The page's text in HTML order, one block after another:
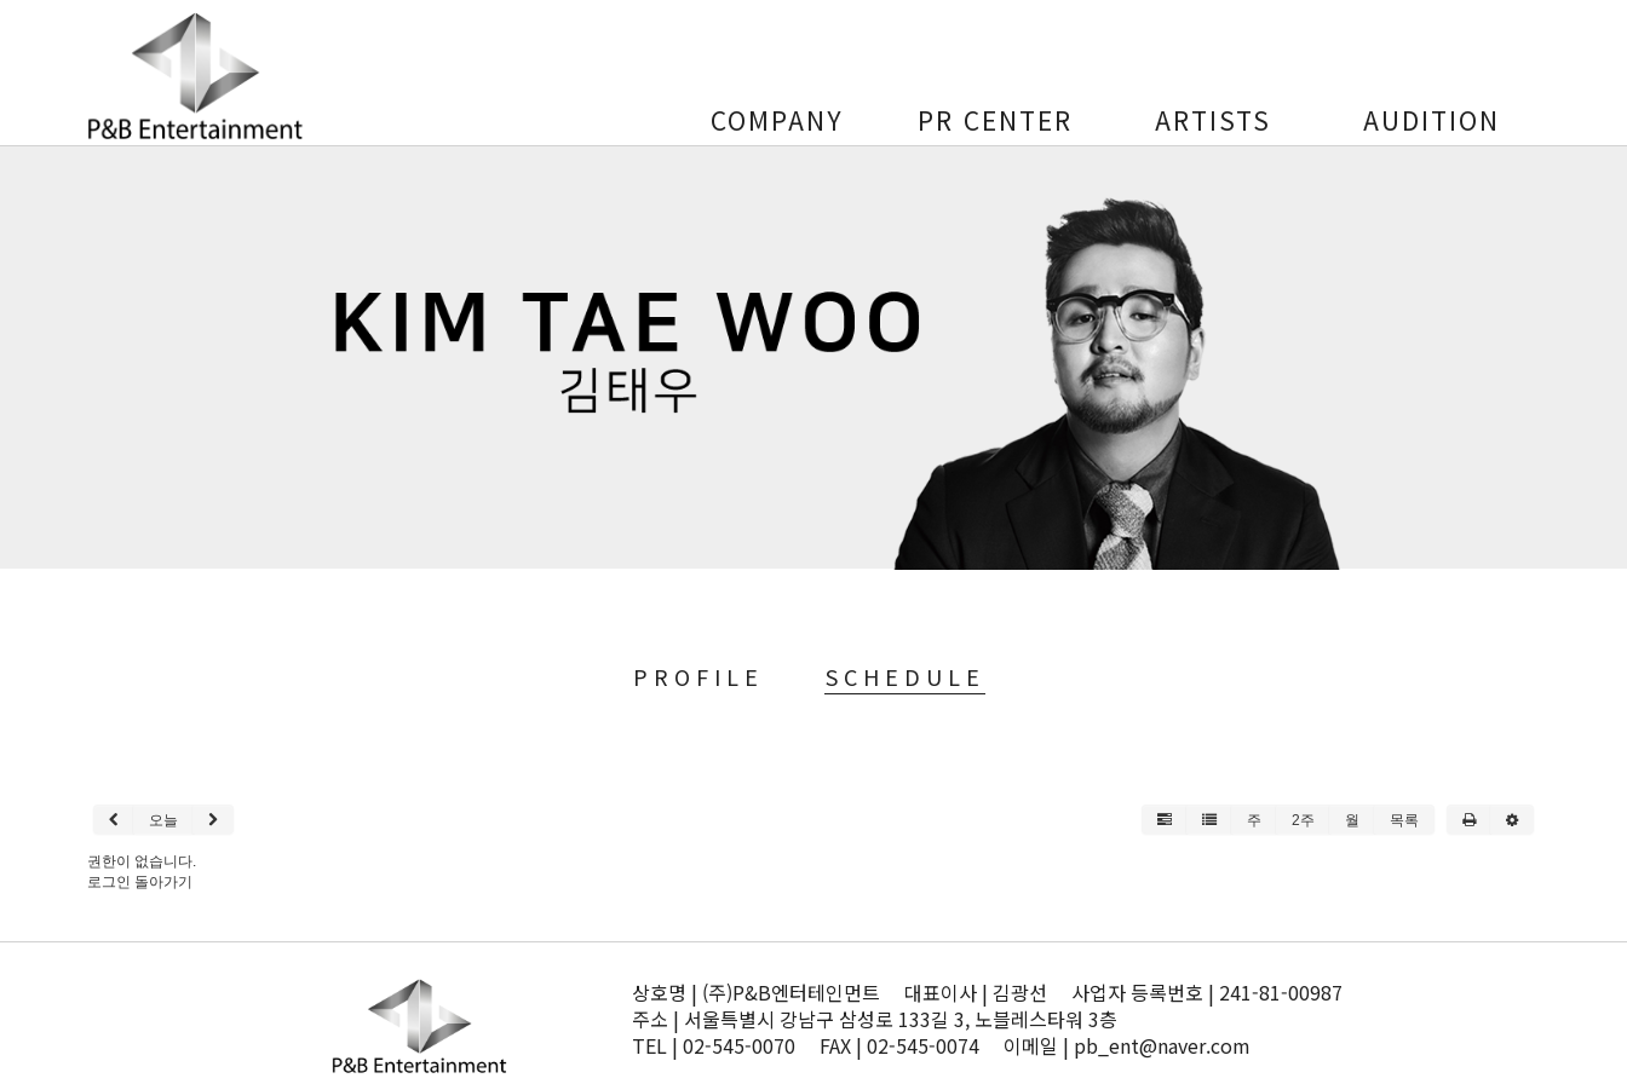
COMPANY PR CENTER ARTISTS AUDITION
PROFILE SCHEDULE
오늘 주 2주 월 목록
권한이 없습니다.
로그인 돌아가기
상호명 | (주)P&B엔터테인먼트 대표이사 | 김광선 사업자 등록번호 | 241-81-00987
주소 | 서울특별시 강남구 삼성로 133길 3, 노블레스타워 3층
TEL | 02-545-0070 FAX | 02-545-0074 이메일 | pb_ent@naver.com